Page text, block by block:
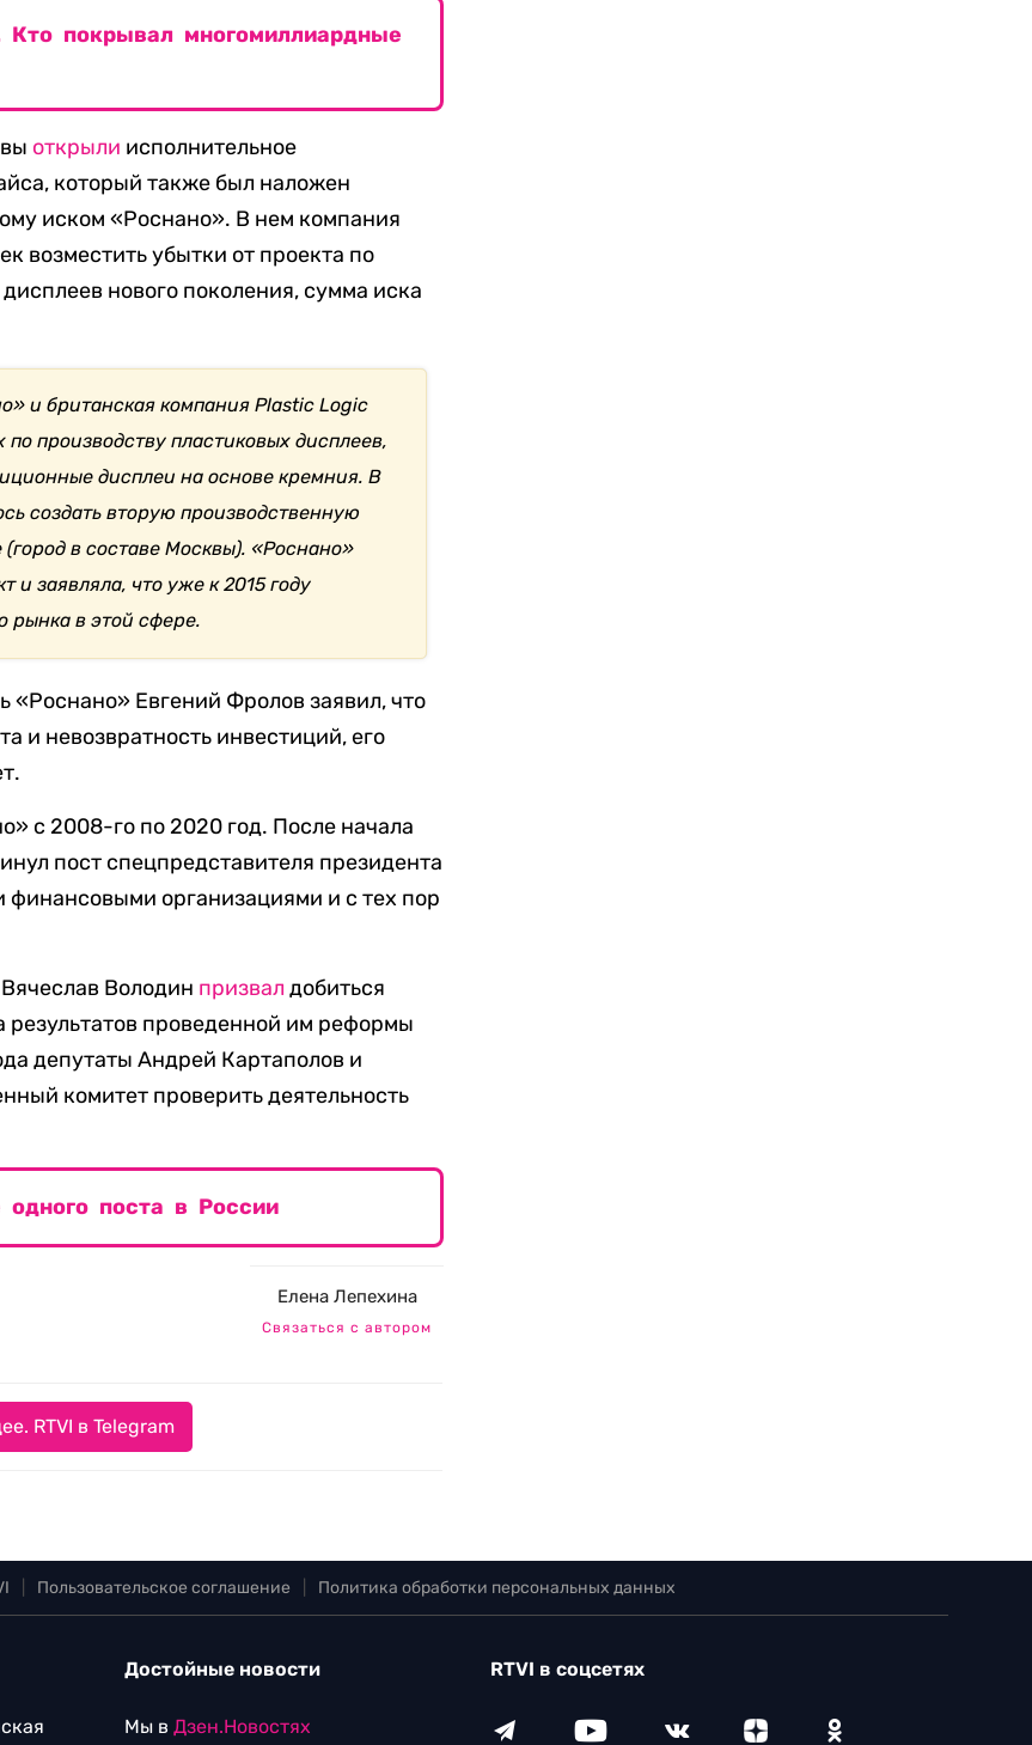
покрывал многомиллиардные
открыли исполнительное
который также был наложен
иском «Роснано». В нем компания
возместить убытки от проекта по
нового поколения, сумма иска
и британская компания Plastic Logic
производству пластиковых дисплеев,
дисплеи на основе кремния. В
создать вторую производственную
в составе Москвы). «Роснано»
и заявляла, что уже к 2015 году
рынка в этой сфере.
«Роснано» Евгений Фролов заявил, что
и невозвратность инвестиций, его
с 2008-го по 2020 год. После начала
пост спецпредставителя президента
организациями и с тех пор
Володин призвал добиться
проведенной им реформы
депутаты Андрей Картаполов и
комитет проверить деятельность
поста в России
Елена Лепехина
Связаться с автором
RTVI в Telegram
Пользовательское соглашение Политика обработки персональных данных
Достойные новости
Мы в Дзен.Новостях
RTVI в соцсетях